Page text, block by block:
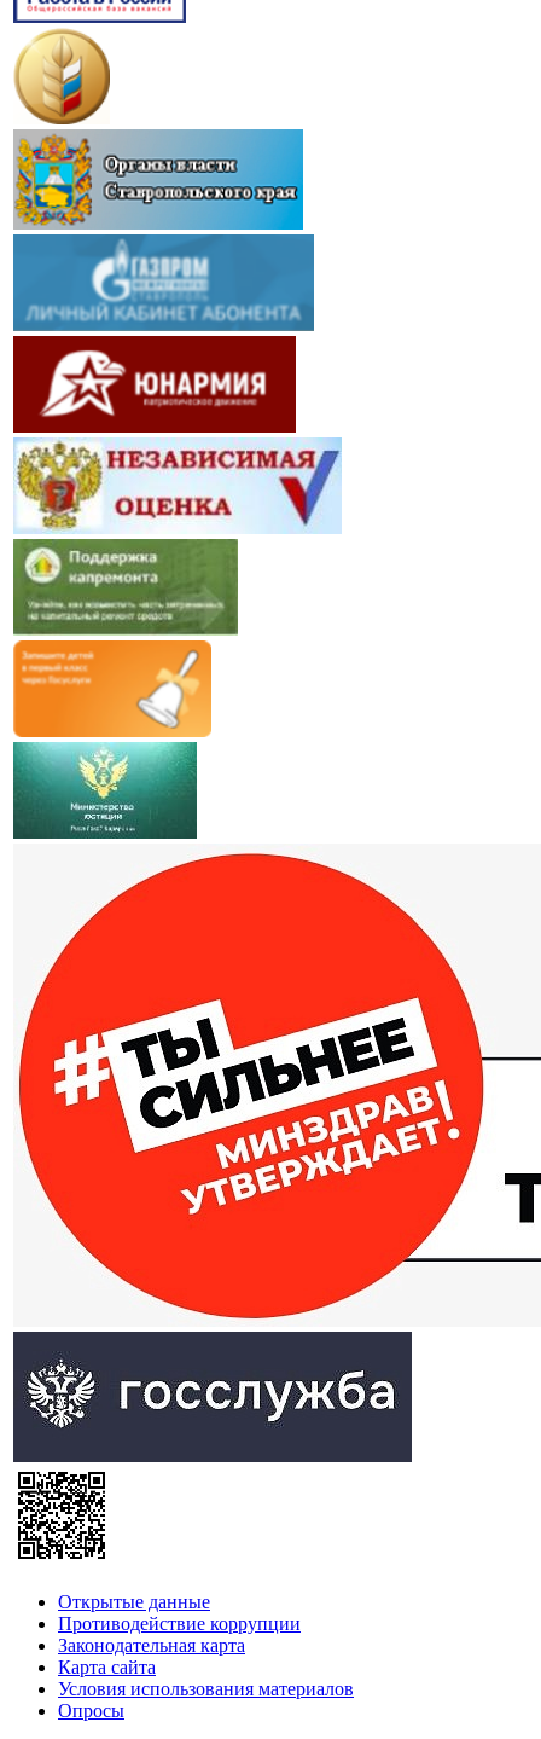
Открытые данные
Противодействие коррупции
Законодательная карта
Карта сайта
Условия использования материалов
Опросы